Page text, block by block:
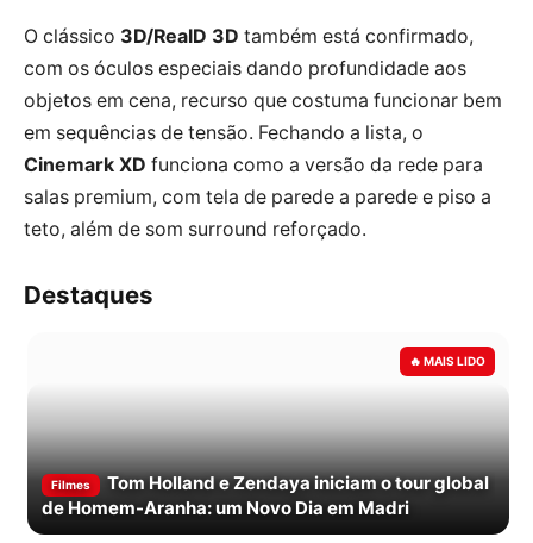
O clássico 3D/RealD 3D também está confirmado,
com os óculos especiais dando profundidade aos
objetos em cena, recurso que costuma funcionar bem
em sequências de tensão. Fechando a lista, o
Cinemark XD funciona como a versão da rede para
salas premium, com tela de parede a parede e piso a
teto, além de som surround reforçado.
Destaques
Filmes
Tom Holland e Zendaya iniciam o tour global
de Homem-Aranha: um Novo Dia em Madri